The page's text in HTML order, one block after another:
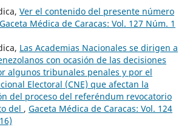
Ver el contenido del presente número
Gaceta Médica de Caracas: Vol. 127 Núm. 1
Las Academias Nacionales se dirigen a
con ocasión de las decisiones
algunos tribunales penales y por el
Electoral (CNE) que afectan la
del proceso del referéndum revocatorio
del , Gaceta Médica de Caracas: Vol. 124